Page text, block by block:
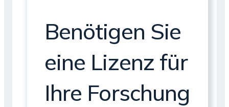
Benötigen Sie
eine Lizenz für
Ihre Forschung